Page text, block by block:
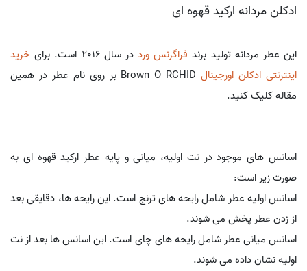
ادکلن مردانه ارکید قهوه ای
این عطر مردانه تولید برند فراگرنس ورد در سال 2016 است. برای
خرید
اینترنتی ادکلن اورجینال
Brown O RCHID بر روی نام عطر در همین
مقاله کلیک کنید.
اسانس های موجود در نت اولیه، میانی و پایه عطر ارکید قهوه ای به
صورت زیر است:
اسانس اولیه عطر شامل رایحه های ترنج است. این رایحه ها، دقایقی بعد
از زدن عطر پخش می شوند.
اسانس میانی عطر شامل رایحه های چای است. این اسانس ها بعد از نت
اولیه نشان داده می شوند.